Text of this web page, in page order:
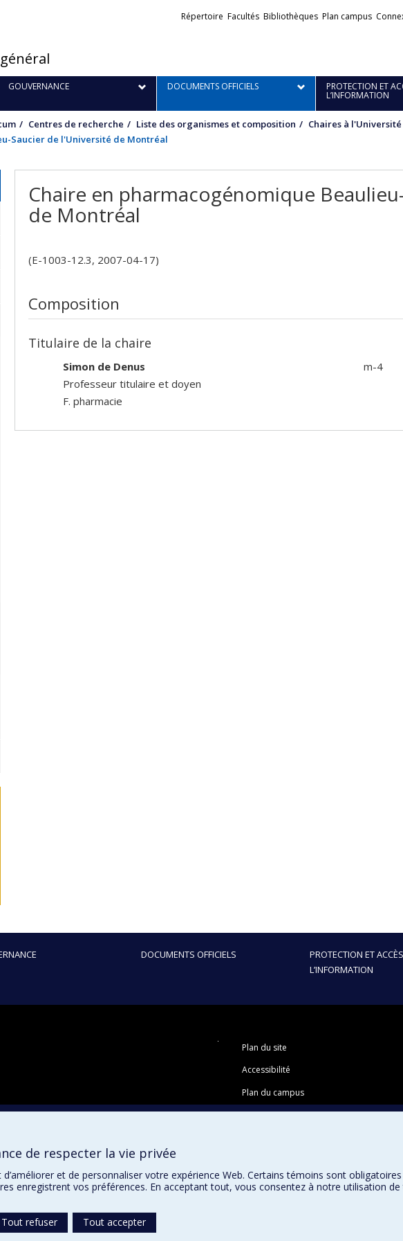
Liens
Répertoire Facultés Bibliothèques Plan campus
GOUVERNANCE DOCUMENTS OFFICIELS PROTECTION ET
L’INFORMATION
Centres de recherche Liste des organismes et composition
Chaires à
Saucier de l'Université de Montréal
Chaire en pharmacogénomique
de Montréal
(E-1003-12.3, 2007-04-17)
Composition
Titulaire de la chaire
Simon de Denus m-4
Professeur titulaire et doyen
F. pharmacie
DOCUMENTS OFFICIELS
PROTECTION ET
L’INFORMATION
Plan du site
Accessibilité
Plan du campus
de respecter la vie privée
et de personnaliser votre expérience Web. Certains témoins sont
enregistrent vos préférences. En acceptant tout, vous consentez à notre utilisation
Tout refuser Tout accepter